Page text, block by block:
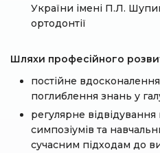
України імені П.Л.
ортодонтії
Шляхи професійного
постійне
поглиблення знань у
регулярне
симпозіумів та
сучасним підходам до